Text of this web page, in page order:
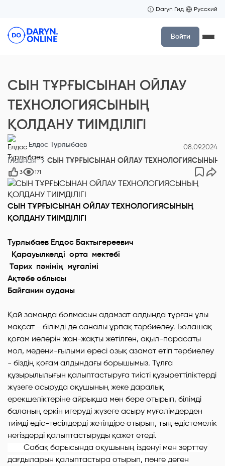
Daryn Гид Русский
Войти
СЫН ТҰРҒЫСЫНАН ОЙЛАУ
ТЕХНОЛОГИЯСЫНЫҢ
ҚОЛДАНУ ТИІМДІЛІГІ
Елдос Турлыбаев 08.09.2024
Главная СЫН ТҰРҒЫСЫНАН ОЙЛАУ ТЕХНОЛОГИЯСЫНЫҢ
3 171
СЫН ТҰРҒЫСЫНАН ОЙЛАУ ТЕХНОЛОГИЯСЫНЫҢ
ҚОЛДАНУ ТИІМДІЛІГІ
Турлыбаев Елдос Бактыгереевич
Қарауылкелді орта мектебі
Тарих пәнінің мұғалімі
Ақтөбе облысы
Байғанин ауданы
Қай заманда болмасын адамзат алдында тұрған ұлы
мақсат - білімді де саналы ұрпақ тәрбиелеу. Болашақ
қоғам иелерін жан-жақты жетілген, ақыл-парасаты
мол, мәдени-ғылыми өресі озық азамат етіп тәрбиелеу
- біздің қоғам алдындағы борышымыз. Тұлға
құзырылылығын қалыптастыруға тиісті құзыреттіліктерді
жүзеге асыруда оқушының жеке даралық
ерекшеліктеріне айрықша мән бере отырып, білімді
баланың еркін игеруді жүзеге асыру мұғалімдерден
тиімді әдіс-тәсілдерді жетілдіре отырып, тың әдістемелік
негіздерді қалыптастыруды қажет етеді.
Сабақ барысында оқушының ізденуі мен зерттеу
дағдыларын қалыптастыра отырып, пәнге деген